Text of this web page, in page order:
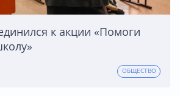
к акции «Помоги
ОБЩЕСТВО